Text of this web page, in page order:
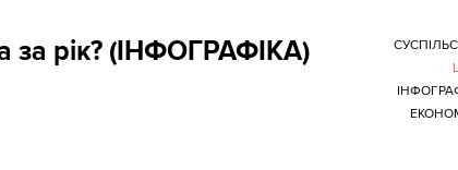
за рік? (ІНФОГРАФІКА)